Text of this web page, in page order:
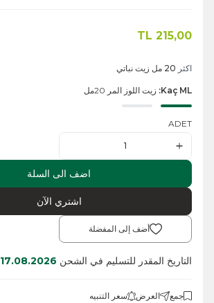
215,00
اكثر 20 مل زيت نباتي
Kaç ML: زيت اللوز المر 20مل
ADET
اضف الى السلة
اشتري الآن
أضف إلى المفضلة
التاريخ المقدر للتسليم في الشحن 17.08.2026
جمع العرض سعر التنبيه